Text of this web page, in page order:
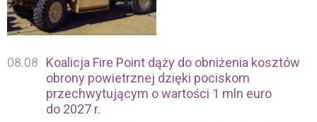
08.08
Koalicja Fire Point dąży do obniżenia kosztów
obrony powietrznej dzięki pociskom
przechwytującym o wartości 1 mln euro
do 2027 r.